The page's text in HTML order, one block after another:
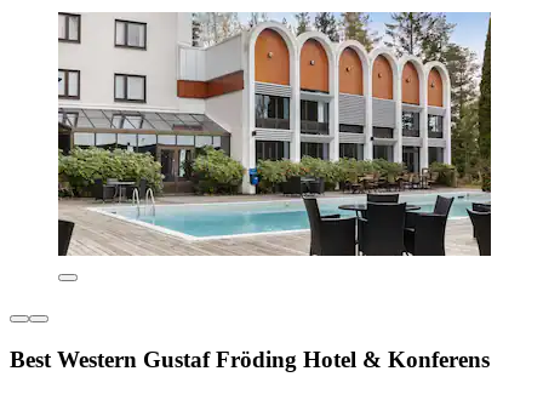
Best Western Gustaf Fröding Hotel & Konferens